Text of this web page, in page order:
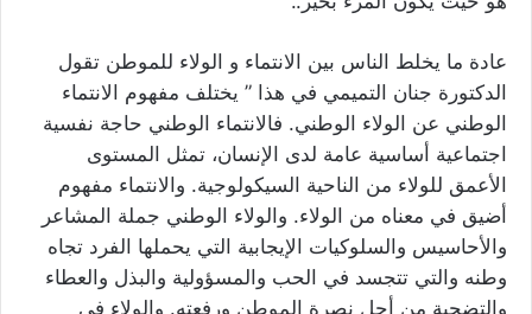
عادة ما يخلط الناس بين الانتماء و الولاء للموطن تقول
الدكتورة جنان التميمي في هذا ” يختلف مفهوم الانتماء
الوطني عن الولاء الوطني. فالانتماء الوطني حاجة نفسية
اجتماعية أساسية عامة لدى الإنسان، تمثل المستوى
الأعمق للولاء من الناحية السيكولوجية. والانتماء مفهوم
أضيق في معناه من الولاء. والولاء الوطني جملة المشاعر
والأحاسيس والسلوكيات الإيجابية التي يحملها الفرد تجاه
وطنه والتي تتجسد في الحب والمسؤولية والبذل والعطاء
والتضحية من أجل نصرة الموطن ورفعته. والولاء في